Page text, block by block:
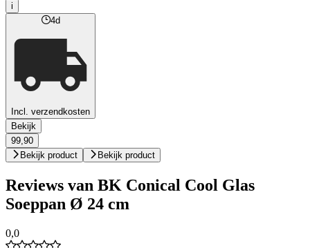
i
4d
Incl. verzendkosten
Bekijk
99,90
Bekijk product
Bekijk product
Reviews van BK Conical Cool Glas
Soeppan Ø 24 cm
0,0